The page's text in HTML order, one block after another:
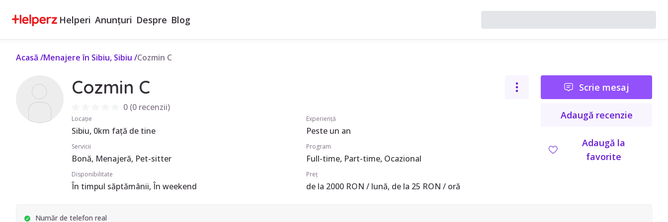
Helperi Anunțuri Despre Blog
Acasă /Menajere în Sibiu, Sibiu /Cozmin C
Cozmin C
0(0 recenzii)
Locație
Sibiu, 0km față de tine
Experiență
Peste un an
Servicii
Bonă, Menajeră, Pet-sitter
Program
Full-time, Part-time, Ocazional
Disponibilitate
În timpul săptămânii, În weekend
Preț
de la 2000 RON / lună, de la 25 RON / oră
Scrie mesaj
Adaugă recenzie
Adaugă la
favorite
Număr de telefon real